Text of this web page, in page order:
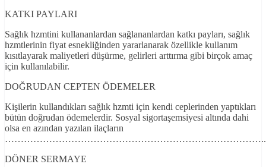
KATKI PAYLARI
Sağlık hzmtini kullananlardan sağlananlardan katkı payları, sağlık
hzmtlerinin fiyat esnekliğinden yararlanarak özellikle kullanım
kısıtlayarak maliyetleri düşürme, gelirleri arttırma gibi birçok amaç
için kullanılabilir.
DOĞRUDAN CEPTEN ÖDEMELER
Kişilerin kullandıkları sağlık hzmti için kendi ceplerinden yaptıkları
bütün doğrudan ödemelerdir. Sosyal sigortaşemsiyesi altında dahi
olsa en azından yazılan ilaçların
………………………………………………………………………..
DÖNER SERMAYE